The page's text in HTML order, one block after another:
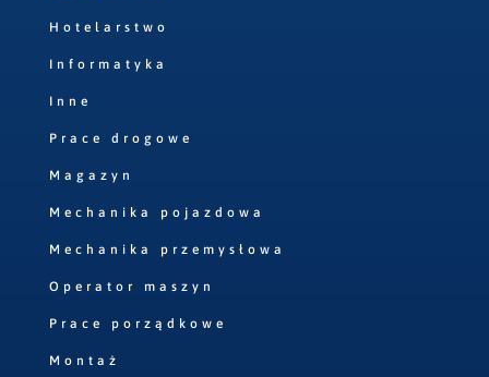
Hotelarstwo
Informatyka
Inne
Prace drogowe
Magazyn
Mechanika pojazdowa
Mechanika przemysłowa
Operator maszyn
Prace porządkowe
Montaż